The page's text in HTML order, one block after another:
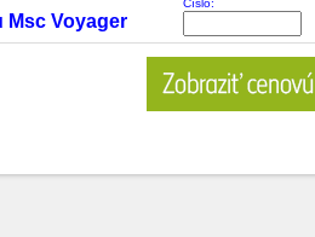
Msc Voyager
Číslo: